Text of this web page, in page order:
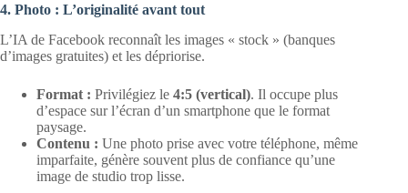
4. Photo : L’originalité avant tout
L’IA de Facebook reconnaît les images « stock » (banques
d’images gratuites) et les dépriorise.
Format : Privilégiez le 4:5 (vertical). Il occupe plus
d’espace sur l’écran d’un smartphone que le format
paysage.
Contenu : Une photo prise avec votre téléphone, même
imparfaite, génère souvent plus de confiance qu’une
image de studio trop lisse.